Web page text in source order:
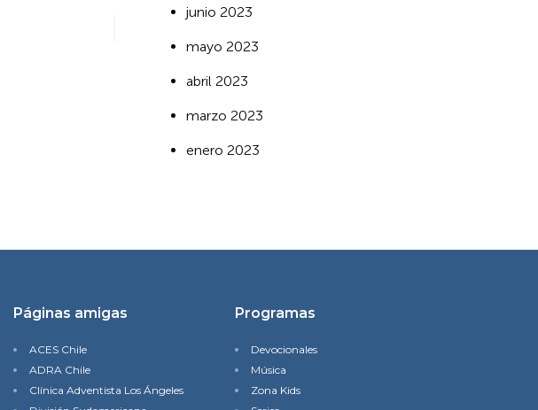
junio 2023
mayo 2023
abril 2023
marzo 2023
enero 2023
Páginas amigas
ACES Chile
ADRA Chile
Clínica Adventista Los Ángeles
Programas
Devocionales
Música
Zona Kids